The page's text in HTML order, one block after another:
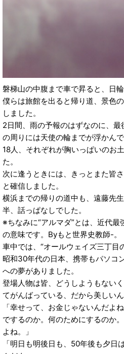
磐梯山の中腹まで車で昇ると、日
僕らは旅館を出ると帰り道、景色
しました。
2日間、雨の予報のはずなのに、
の周りには天使の輪までが浮かん
18人、それぞれが胸いっぱいのお
た。
次に逢うときには、きっとまた皆
と確信しました。
横浜までの帰りの道中も、遠藤先
半、話っぱなしでした。
※ちなみに“アルマダ”とは、近代最
の意味です。Byもと世界史教師-。
車中では、“オールウェイズ三丁目
昭和30年代の日本、携帯もパソコ
への夢がありました。
登場人物は皆、どうしようもない
てがんばっている、だから美しいん
「幸せって、お金じゃないんだよ
でするのか。何のためにするのか
よね。」
「明日も明後日も、50年後も夕日